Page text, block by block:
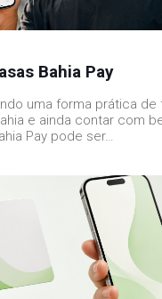
Bahia Pay
uma forma prática de
e ainda contar com
Pay pode ser…